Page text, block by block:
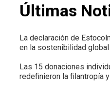
Últimas
La declaración de
en la sostenibilidad global
Las 15 donaciones
redefinieron la filantropía